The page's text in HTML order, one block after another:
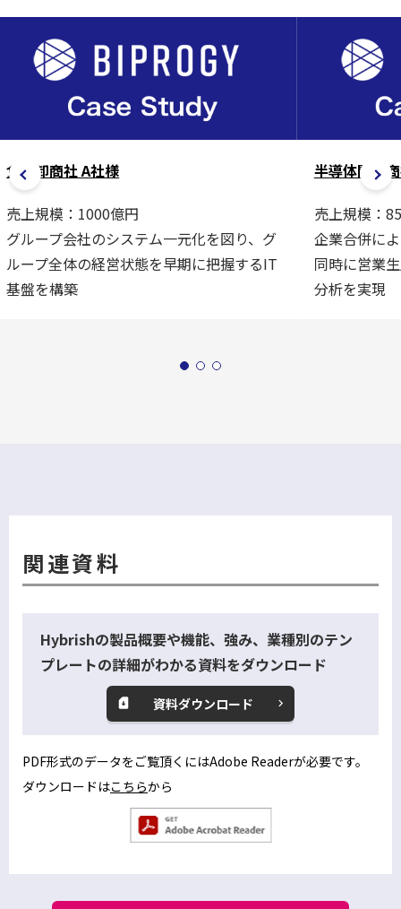
食品卸商社 A社様
売上規模：1000億円
グループ会社のシステム一元化を図り、グ
ループ全体の経営状態を早期に把握するIT
基盤を構築
半導体関連
売上規模：
企業合併に
同時に営業
分析を実現
関連資料
Hybrishの製品概要や機能、強み、業種別のテン
プレートの詳細がわかる資料をダウンロード
資料ダウンロード
ィ
ド
ウ
PDF形式のデータをご覧頂くにはAdobe Readerが必要です。
ダウンロードはこちら
別
ウ
ド
から
別